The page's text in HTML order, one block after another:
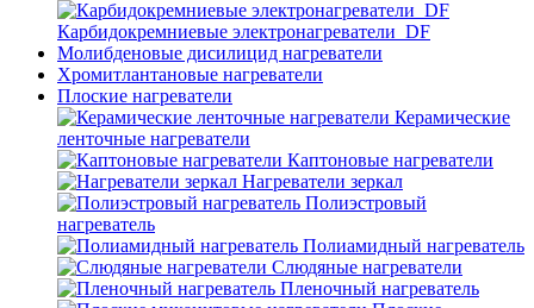
Карбидокремниевые электронагреватели_DF
Молибденовые дисилицид нагреватели
Хромитлантановые нагреватели
Плоские нагреватели
Керамические
ленточные нагреватели
Каптоновые нагреватели
Нагреватели зеркал
Полиэстровый
нагреватель
Полиамидный нагреватель
Слюдяные нагреватели
Пленочный нагреватель